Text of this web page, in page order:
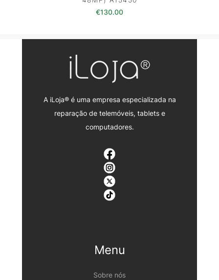
€130.00
A iLoja® é uma empresa especializada na
reparação de telemóveis, tablets e
computadores.
Menu
Sobre nós